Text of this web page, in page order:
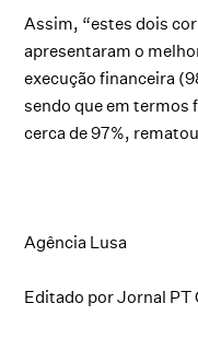
Assim, “estes dois
apresentaram o
execução financeira
sendo que em termos
cerca de 97%,
Agência Lusa
Editado por Jornal PT